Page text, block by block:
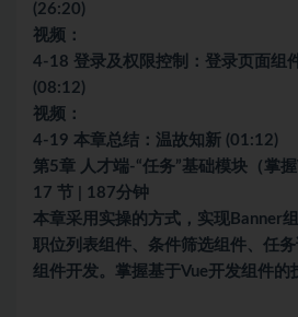
(26:20)
视频：
4-18 登录及权限控制：登录页面组
(08:12)
视频：
4-19 本章总结：温故知新 (01:12)
第5章 人才端-“任务”基础模块（掌
17 节 | 187分钟
本章采用实操的方式，实现Banner
职位列表组件、条件筛选组件、任
组件开发。掌握基于Vue开发组件的